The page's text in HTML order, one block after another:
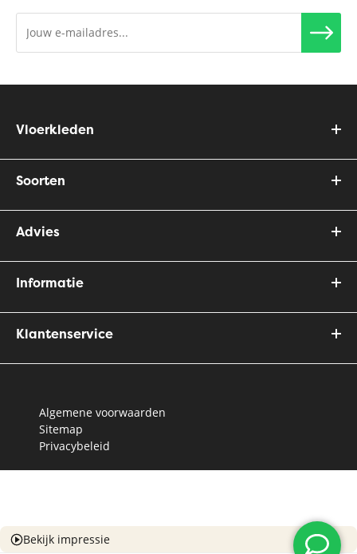
Vloerkleden
Soorten
Advies
Informatie
Klantenservice
Algemene voorwaarden
Sitemap
Privacybeleid
Bekijk impressie